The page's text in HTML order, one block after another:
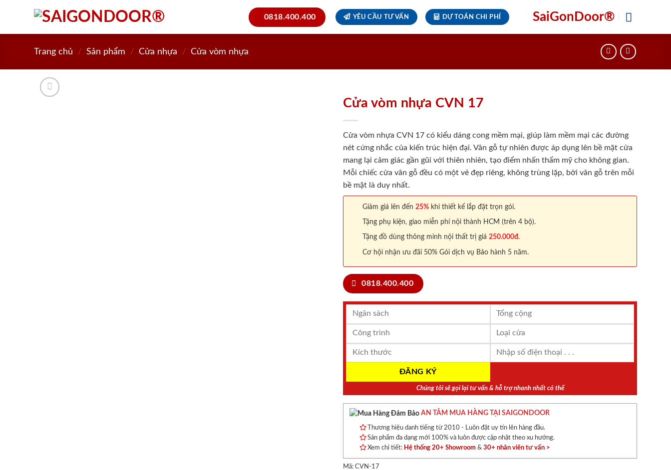
0818.400.400 YÊU CẦU TƯ VẤN DỰ TOÁN CHI PHÍ SaiGonDoor®
Trang chủ / Sản phẩm / Cửa nhựa / Cửa vòm nhựa
Cửa vòm nhựa CVN 17
Cửa vòm nhựa CVN 17 có kiểu dáng cong mềm mại, giúp làm mềm mại các đường
nét cứng nhắc của kiến trúc hiện đại. Vân gỗ tự nhiên được áp dụng lên bề mặt cửa
mang lại cảm giác gần gũi với thiên nhiên, tạo điểm nhấn thẩm mỹ cho không gian.
Mỗi chiếc cửa vân gỗ đều có một vẻ đẹp riêng, không trùng lặp, bởi vân gỗ trên mỗi
bề mặt là duy nhất.
Giảm giá lên đến 25% khi thiết kế lắp đặt trọn gói.
Tặng phụ kiện, giao miễn phí nội thành HCM (trên 4 bộ).
Tặng đồ dùng thông minh nội thất trị giá 250.000đ.
Cơ hội nhận ưu đãi 50% Gói dịch vụ Bảo hành 5 năm.
0818.400.400
Chúng tôi sẽ gọi lại tư vấn & hỗ trợ nhanh nhất có thể
AN TÂM MUA HÀNG TẠI SAIGONDOOR
Thương hiệu danh tiếng từ 2010 - Luôn đặt uy tín lên hàng đầu.
Sản phẩm đa dạng mới 100% và luôn được cập nhật theo xu hướng.
Xem chi tiết: Hệ thống 20+ Showroom & 30+ nhân viên tư vấn >
Mã: CVN-17